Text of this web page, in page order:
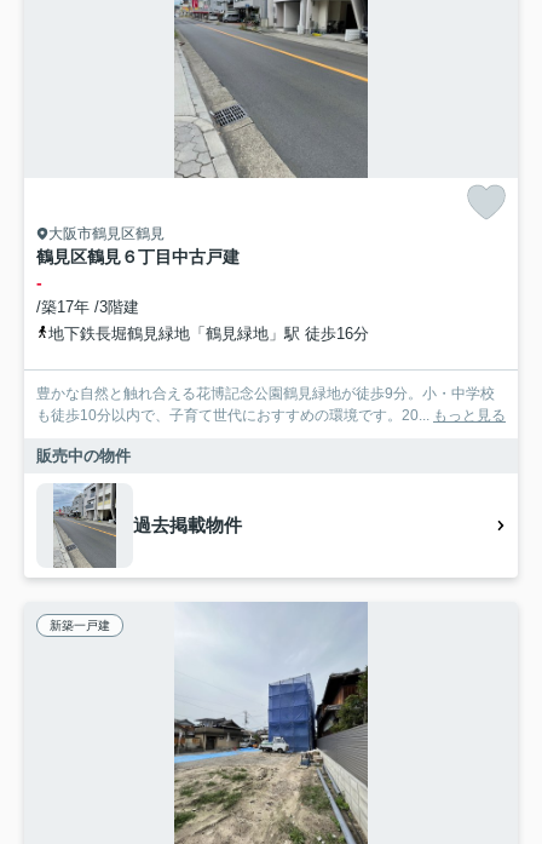
大阪市鶴見区鶴見
鶴見区鶴見６丁目中古戸建
-
/築17年 /3階建
地下鉄長堀鶴見緑地「鶴見緑地」駅 徒歩16分
豊かな自然と触れ合える花博記念公園鶴見緑地が徒歩9分。小・中学校
も徒歩10分以内で、子育て世代におすすめの環境です。20... もっと見る
販売中の物件
過去掲載物件
新築一戸建